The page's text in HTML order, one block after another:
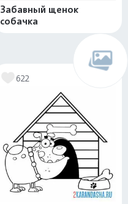
Забавный щенок
собачка
622